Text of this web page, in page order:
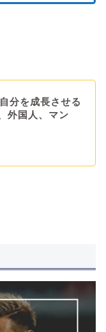
分を成長させる
外国人、マン